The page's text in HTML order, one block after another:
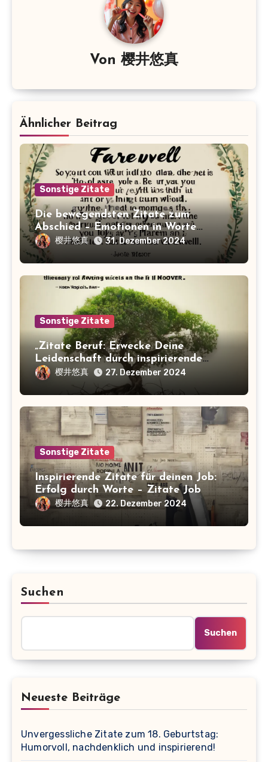
Von 樱井悠真
Ähnlicher Beitrag
Sonstige Zitate
Die bewegendsten Zitate zum
Abschied – Emotionen in Worte
gefasst樱井悠真 31. Dezember 2024
Sonstige Zitate
„Zitate Beruf: Erwecke Deine
Leidenschaft durch inspirierende
Sprüche!“
樱井悠真 27. Dezember 2024
Sonstige Zitate
Inspirierende Zitate für deinen Job:
Erfolg durch Worte – Zitate Job
樱井悠真 22. Dezember 2024
Suchen
Suchen
Neueste Beiträge
Unvergessliche Zitate zum 18. Geburtstag:
Humorvoll, nachdenklich und inspirierend!